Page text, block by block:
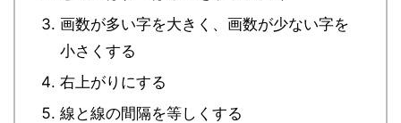
画数が多い字を大きく、画数が少ない字を
小さくする
右上がりにする
線と線の間隔を等しくする